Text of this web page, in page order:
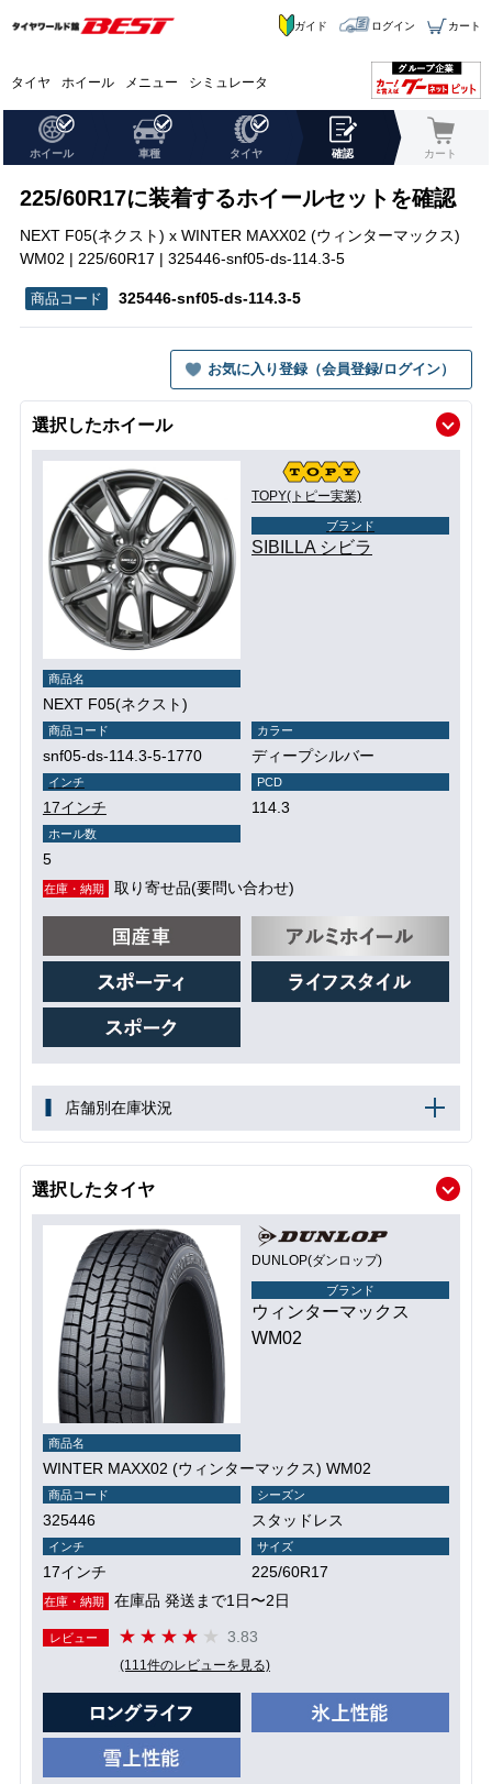
タイヤ ホイール メニュー シミュレータ
ガイド ログイン カート
ホイール 車種 タイヤ 確認 カート
225/60R17に装着するホイールセットを確認
NEXT F05(ネクスト) x WINTER MAXX02 (ウィンターマックス)
WM02 | 225/60R17 | 325446-snf05-ds-114.3-5
325446-snf05-ds-114.3-5
お気に入り登録（会員登録/ログイン）
選択したホイール
TOPY(トピー実業)
ブランド
SIBILLA シビラ
商品名
NEXT F05(ネクスト)
商品コード
snf05-ds-114.3-5-1770
カラー
ディープシルバー
インチ
17インチ
PCD
114.3
ホール数
5
在庫・納期 取り寄せ品(要問い合わせ)
店舗別在庫状況
選択したタイヤ
DUNLOP(ダンロップ)
ブランド
ウィンターマックス
WM02
商品名
WINTER MAXX02 (ウィンターマックス) WM02
商品コード
325446
シーズン
スタッドレス
インチ
17インチ
サイズ
225/60R17
在庫・納期 在庫品 発送まで1日〜2日
レビュー 3.83
(111件のレビューを見る)